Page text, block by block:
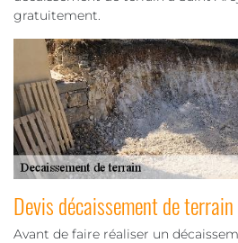
gratuitement.
Devis décaissement de
Avant de faire réaliser un